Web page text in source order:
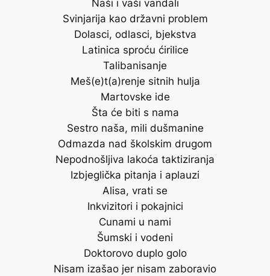
Naši i vaši vandali
Svinjarija kao državni problem
Dolasci, odlasci, bjekstva
Latinica sproću ćirilice
Talibanisanje
Meš(e)t(a)renje sitnih hulja
Martovske ide
Šta će biti s nama
Sestro naša, mili dušmanine
Odmazda nad školskim drugom
Nepodnošljiva lakoća taktiziranja
Izbjeglička pitanja i aplauzi
Alisa, vrati se
Inkvizitori i pokajnici
Cunami u nami
Šumski i vodeni
Doktorovo duplo golo
Nisam izašao jer nisam zaboravio